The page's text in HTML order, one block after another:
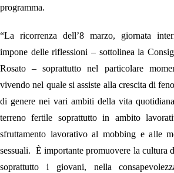
programma.
“La ricorrenza dell’8 marzo, giornata
impone delle riflessioni – sottolinea la
Rosato –
soprattutto nel particolare
vivendo nel quale si assiste alla crescita di
di genere nei vari ambiti della vita
terreno fertile soprattutto in ambito
sfruttamento lavorativo al mobbing e alle
sessuali. È importante promuovere la cultura
soprattutto i giovani, nella